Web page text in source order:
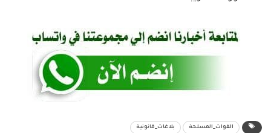
القوات_المسلحة بلاغات_قانونية